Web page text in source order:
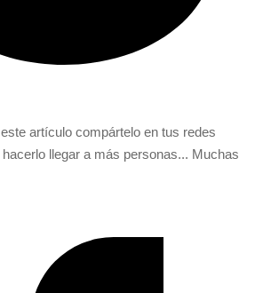
artículo compártelo en tus redes
llegar a más personas... Muchas